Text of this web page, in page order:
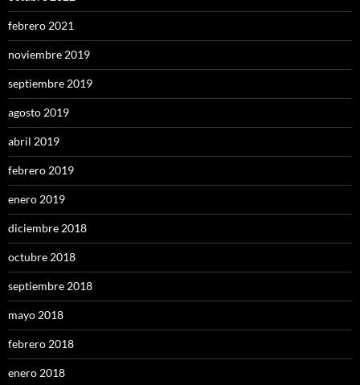
febrero 2021
noviembre 2019
septiembre 2019
agosto 2019
abril 2019
febrero 2019
enero 2019
diciembre 2018
octubre 2018
septiembre 2018
mayo 2018
febrero 2018
enero 2018